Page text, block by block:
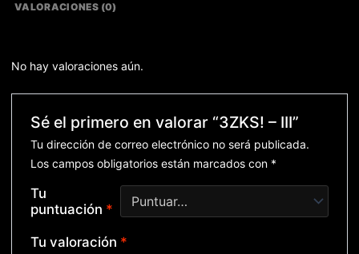
VALORACIONES (0)
No hay valoraciones aún.
Sé el primero en valorar “3ZKS! – III”
Tu dirección de correo electrónico no será publicada.
Los campos obligatorios están marcados con *
Tu
puntuación *
Tu valoración *